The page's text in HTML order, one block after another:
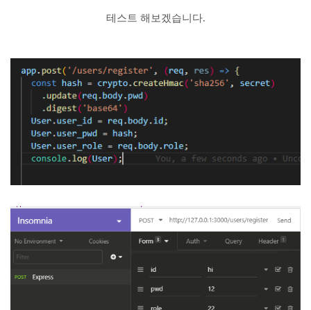
테스트 해보겠습니다.